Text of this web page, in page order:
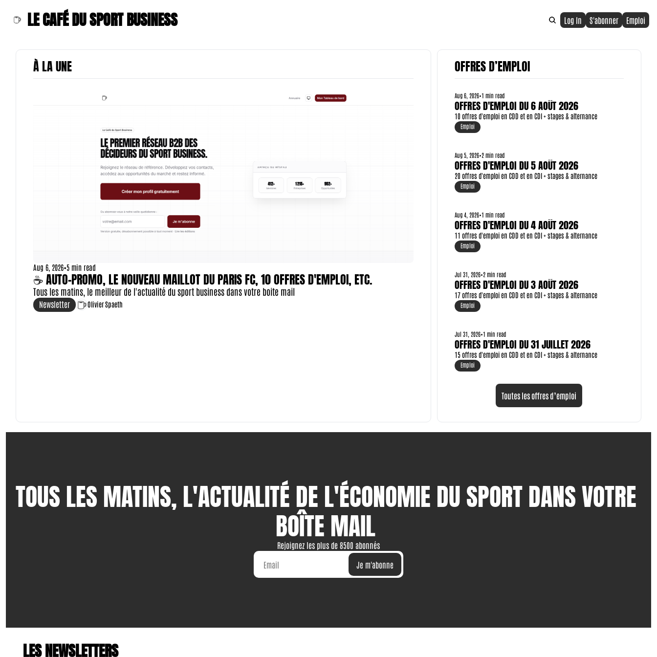
LE CAFÉ DU SPORT BUSINESS Log In S'abonner Emploi
À LA UNE
Aug 6, 2026•5 min read
☕ AUTO-PROMO, LE NOUVEAU MAILLOT DU PARIS FC, 10 OFFRES D'EMPLOI, ETC.
Tous les matins, le meilleur de l'actualité du sport business dans votre boite mail
Newsletter Olivier Spaeth
OFFRES D’EMPLOI
Aug 6, 2026•1 min read
OFFRES D'EMPLOI DU 6 AOÛT 2026
10 offres d'emploi en CDD et en CDI + stages & alternance
Emploi
Aug 5, 2026•2 min read
OFFRES D'EMPLOI DU 5 AOÛT 2026
20 offres d'emploi en CDD et en CDI + stages & alternance
Emploi
Aug 4, 2026•1 min read
OFFRES D'EMPLOI DU 4 AOÛT 2026
11 offres d'emploi en CDD et en CDI + stages & alternance
Emploi
Jul 31, 2026•2 min read
OFFRES D'EMPLOI DU 3 AOÛT 2026
17 offres d'emploi en CDD et en CDI + stages & alternance
Emploi
Jul 31, 2026•1 min read
OFFRES D'EMPLOI DU 31 JUILLET 2026
15 offres d'emploi en CDD et en CDI + stages & alternance
Emploi
Toutes les offres d’emploi
TOUS LES MATINS, L'ACTUALITÉ DE L'ÉCONOMIE DU SPORT DANS VOTRE
BOÎTE MAIL
Rejoignez les plus de 8500 abonnés
Je m'abonne
LES NEWSLETTERS